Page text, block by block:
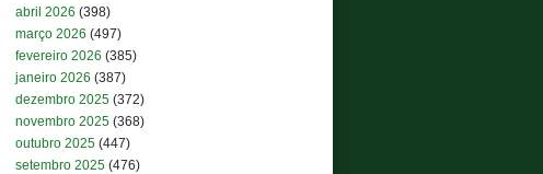
abril 2026 (398)
março 2026 (497)
fevereiro 2026 (385)
janeiro 2026 (387)
dezembro 2025 (372)
novembro 2025 (368)
outubro 2025 (447)
setembro 2025 (476)